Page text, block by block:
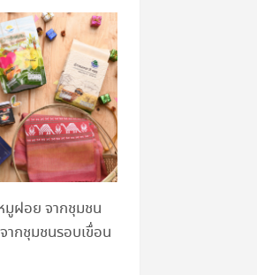
ฝอย จากชุมชน
กชุมชนรอบเขื่อน